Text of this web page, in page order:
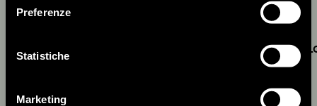
Preferenze
Statistiche
Marketing
AREA TECNICA
FINITURE